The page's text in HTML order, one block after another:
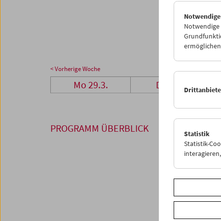
03
< Vorherige Woche
Mo 29.3. Di 30.3.
PROGRAMM ÜBERBLICK
Notwendige
Statistik
Statistik-